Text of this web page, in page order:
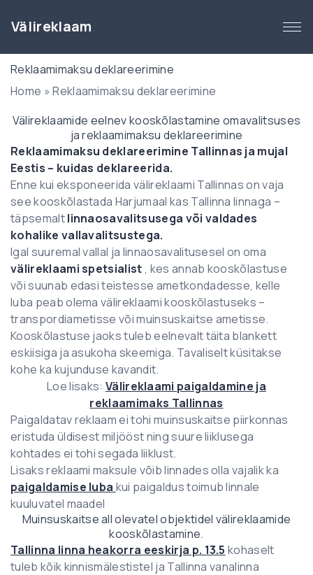
p
Välireklaam
Reklaamimaksu deklareerimine
Home »Reklaamimaksu deklareerimine
Välireklaamide eelnev kooskõlastamine omavalitsuses
ja reklaamimaksu deklareerimine
Reklaamimaksu deklareerimine Tallinnas ja mujal
Eestis – kuidas deklareerida.
Enne kui eksponeerida välireklaami Tallinnas on vaja
see kooskõlastada Harjumaal kas Tallinna linnaga –
täpsemaltlinnaosavalitsusega või valdades
kohalike vallavalitsustega.
Igal suuremal vallal ja linnaosavalitusesel on oma
välireklaami spetsialist, kes annab kooskõlastuse
või suunab edasi teistesse ametkondadesse, kelle
luba peab olema välireklaami kooskõlastuseks –
transpordiametisse või muinsuskaitse ametisse.
Kooskõlastuse jaoks tuleb eelnevalt täita blankett
eskiisiga ja asukoha skeemiga. Tavaliselt küsitakse
kohe ka kujunduse kavandit.
Loe lisaks: Välireklaami paigaldamine ja
reklaamimaks Tallinnas
Paigaldatav reklaam ei tohi muinsuskaitse piirkonnas
eristuda üldisest miljööst ning suure liiklusega
kohtades ei tohi segada liiklust.
Lisaks reklaami maksule võib linnades olla vajalik ka
paigaldamise luba kui paigaldus toimub linnale
kuuluvatel maadel
Muinsuskaitse all olevatel objektidel välireklaamide
kooskõlastamine.
Tallinna linna heakorra eeskirja p. 13.5 kohaselt
tuleb kõik kinnismälestistel ja Tallinna vanalinna